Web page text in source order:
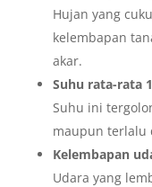
Hujan yang
kelembapan
akar.
Suhu rata-rata
Suhu ini
maupun terlalu
Kelembapan
Udara yang